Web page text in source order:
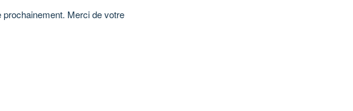
Merci de votre